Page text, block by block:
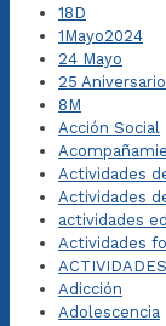
18D
1Mayo2024
24 Mayo
25
8M
Acción Social
Actividades
Actividades
actividades
Actividades
Adicción
Adolescencia